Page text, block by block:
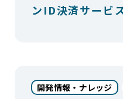
ンID決済サービ
開発情報・ナレッジ